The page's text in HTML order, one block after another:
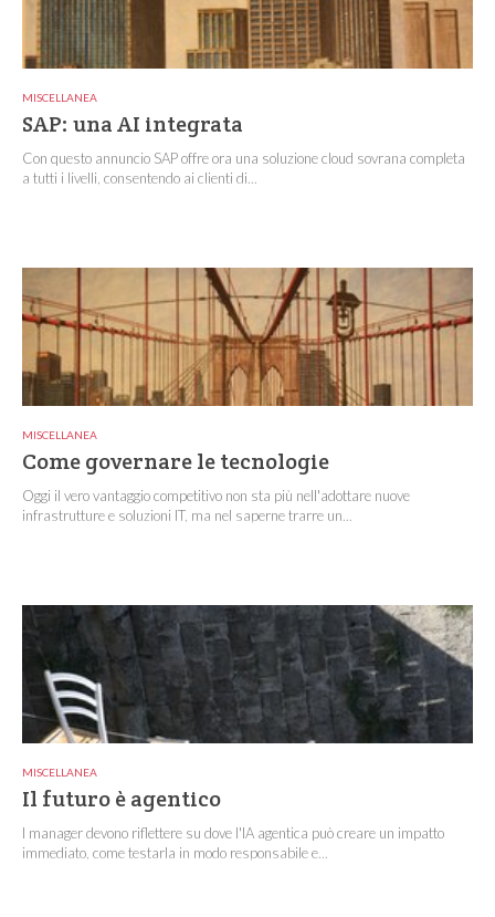
MISCELLANEA
SAP: una AI integrata
Con questo annuncio SAP offre ora una soluzione cloud sovrana completa
a tutti i livelli, consentendo ai clienti di...
MISCELLANEA
Come governare le tecnologie
Oggi il vero vantaggio competitivo non sta più nell'adottare nuove
infrastrutture e soluzioni IT, ma nel saperne trarre un...
MISCELLANEA
Il futuro è agentico
I manager devono riflettere su dove l'IA agentica può creare un impatto
immediato, come testarla in modo responsabile e...